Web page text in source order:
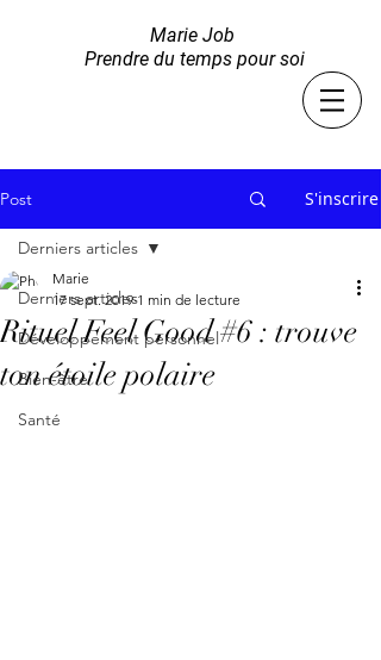
Marie Job
Prendre du temps pour soi
Post S'inscrire
Derniers articles
Développement personnel
Bien-être
Santé
Derniers articles
Rituel Feel Good #6 : trouve
ton étoile polaire
Marie
17 sept. 2019 1 min de lecture